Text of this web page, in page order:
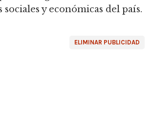
y económicas del país.
ELIMINAR PUBLICIDAD